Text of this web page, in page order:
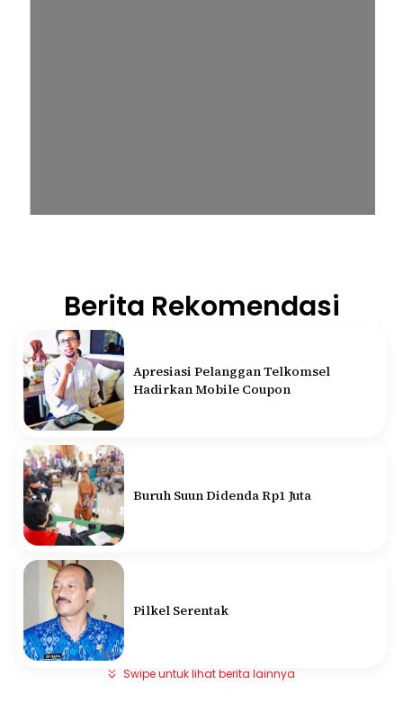
Berita Rekomendasi
Apresiasi Pelanggan Telkomsel
Hadirkan Mobile Coupon
Buruh Suun Didenda Rp1 Juta
Pilkel Serentak
Swipe untuk lihat berita lainnya